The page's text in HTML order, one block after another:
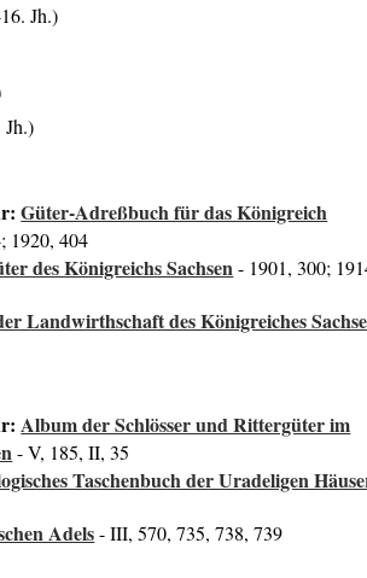
Jh.)
Jh.)
Güter-Adreßbuch für das Königreich
1920, 404
des Königreichs Sachsen- 1901, 300;
Landwirthschaft des Königreiches
Album der Schlösser und Rittergüter im
- V, 185, II, 35
Taschenbuch der Uradeligen
Adels- III, 570, 735, 738, 739